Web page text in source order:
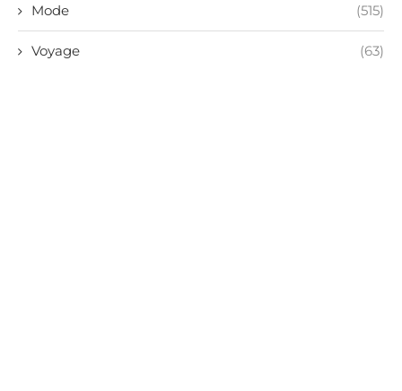
Mode (515)
Voyage (63)